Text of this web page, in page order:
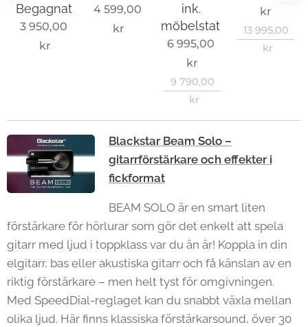
Begagnat
3 950,00
kr
4 599,00
kr
ink.
möbelstativ
6 995,00
kr
9 790,00
kr
kr
13 995,00
kr
Blackstar Beam Solo –
gitarrförstärkare och effekter i
fickformat
BEAM SOLO är en smart liten
förstärkare för hörlurar som gör det enkelt att spela
gitarr med ljud i toppklass var du än är! Koppla in din
elgitarr, bas eller akustiska gitarr och få känslan av en
riktig förstärkare – men helt tyst för omgivningen.
Med SpeedDial-reglaget kan du snabbt växla mellan
olika ljud. Här finns klassiska förstärkarsound, över 30